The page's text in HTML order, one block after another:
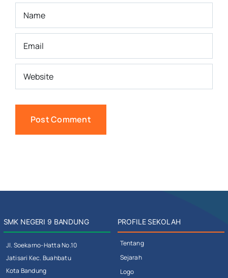
SMK NEGERI 9 BANDUNG
Jl. Soekarno-Hatta No.10
Jatisari Kec. Buahbatu
Kota Bandung
PROFILE SEKOLAH
Tentang
Sejarah
Logo